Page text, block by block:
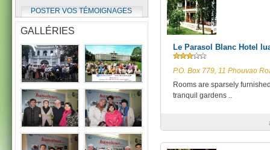
POSTER VOS TÉMOIGNAGES
GALLÉRIES
Le Parasol Blanc Hotel
P.O. Box 779, 11 Phouvao
Rooms are sparsely
tranquil gardens ..